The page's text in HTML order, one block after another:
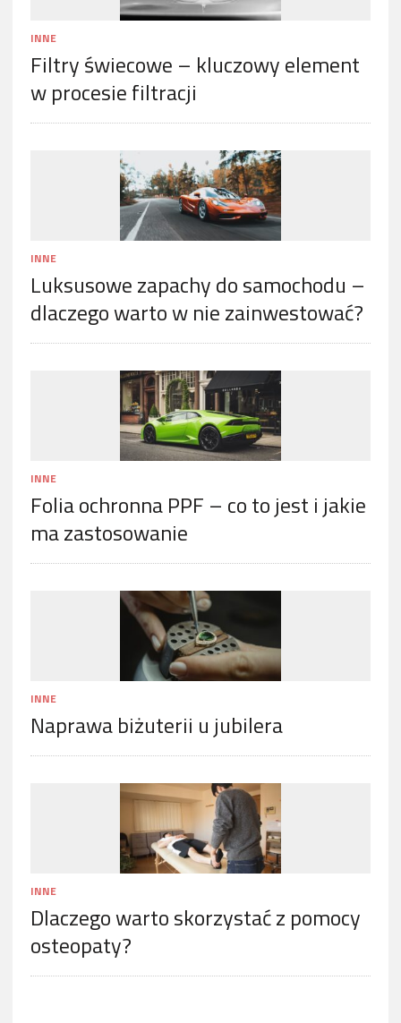
INNE
Filtry świecowe – kluczowy element
w procesie filtracji
INNE
Luksusowe zapachy do samochodu –
dlaczego warto w nie zainwestować?
INNE
Folia ochronna PPF – co to jest i jakie
ma zastosowanie
INNE
Naprawa biżuterii u jubilera
INNE
Dlaczego warto skorzystać z pomocy
osteopaty?